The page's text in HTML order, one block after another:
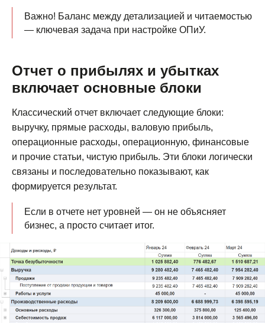
Важно! Баланс между детализацией и читаемостью
— ключевая задача при настройке ОПиУ.
Отчет о прибылях и убытках
включает основные блоки
Классический отчет включает следующие блоки:
выручку, прямые расходы, валовую прибыль,
операционные расходы, операционную, финансовые
и прочие статьи, чистую прибыль. Эти блоки логически
связаны и последовательно показывают, как
формируется результат.
Если в отчете нет уровней — он не объясняет
бизнес, а просто считает итог.